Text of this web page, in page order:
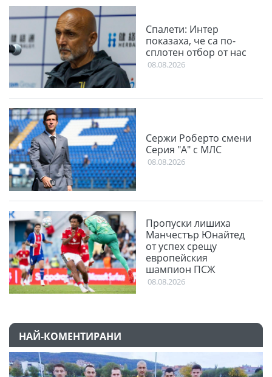
Спалети: Интер
показаха, че са по-
сплотен отбор от нас
08.08.2026
Сержи Роберто смени
Серия "А" с МЛС
08.08.2026
Пропуски лишиха
Манчестър Юнайтед
от успех срещу
европейския
шампион ПСЖ
08.08.2026
НАЙ-КОМЕНТИРАНИ